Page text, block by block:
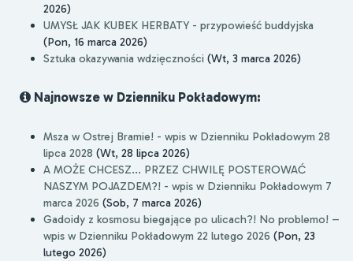
2026)
UMYSŁ JAK KUBEK HERBATY - przypowieść buddyjska
(Pon, 16 marca 2026)
Sztuka okazywania wdzięczności (Wt, 3 marca 2026)
Najnowsze w Dzienniku Pokładowym:
Msza w Ostrej Bramie! - wpis w Dzienniku Pokładowym 28
lipca 2028 (Wt, 28 lipca 2026)
A MOŻE CHCESZ... PRZEZ CHWILĘ POSTEROWAĆ
NASZYM POJAZDEM?! - wpis w Dzienniku Pokładowym 7
marca 2026 (Sob, 7 marca 2026)
Gadoidy z kosmosu biegające po ulicach?! No problemo! –
wpis w Dzienniku Pokładowym 22 lutego 2026 (Pon, 23
lutego 2026)